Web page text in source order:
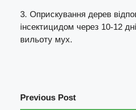
3. Оприскування дерев
інсектицидом через 10-12
вильоту мух.
Previous Post